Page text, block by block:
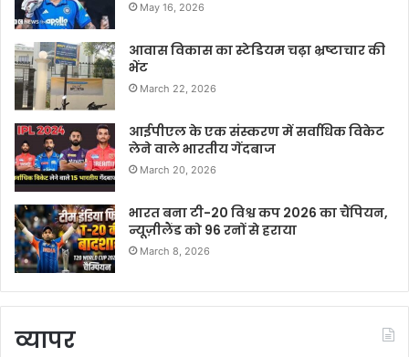
May 16, 2026
आवास विकास का स्टेडियम चढ़ा भ्रष्टाचार की
भेंट
March 22, 2026
आईपीएल के एक संस्करण में सर्वाधिक विकेट
लेने वाले भारतीय गेंदबाज
March 20, 2026
भारत बना टी-20 विश्व कप 2026 का चैंपियन,
न्यूज़ीलैंड को 96 रनों से हराया
March 8, 2026
व्यापर